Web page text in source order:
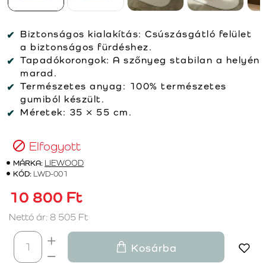
Biztonságos kialakítás: Csúszásgátló felület
a biztonságos fürdéshez.
Tapadókorongok: A szőnyeg stabilan a helyén
marad.
Természetes anyag: 100% természetes
gumiból készült.
Méretek: 35 × 55 cm.
Elfogyott
MÁRKA: LIEWOOD
KÓD: LWD-001
10 800 Ft
Nettó ár: 8 505 Ft
Kosárba